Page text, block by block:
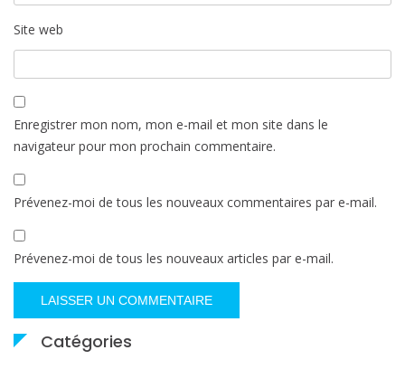
Site web
Enregistrer mon nom, mon e-mail et mon site dans le
navigateur pour mon prochain commentaire.
Prévenez-moi de tous les nouveaux commentaires par e-mail.
Prévenez-moi de tous les nouveaux articles par e-mail.
Catégories